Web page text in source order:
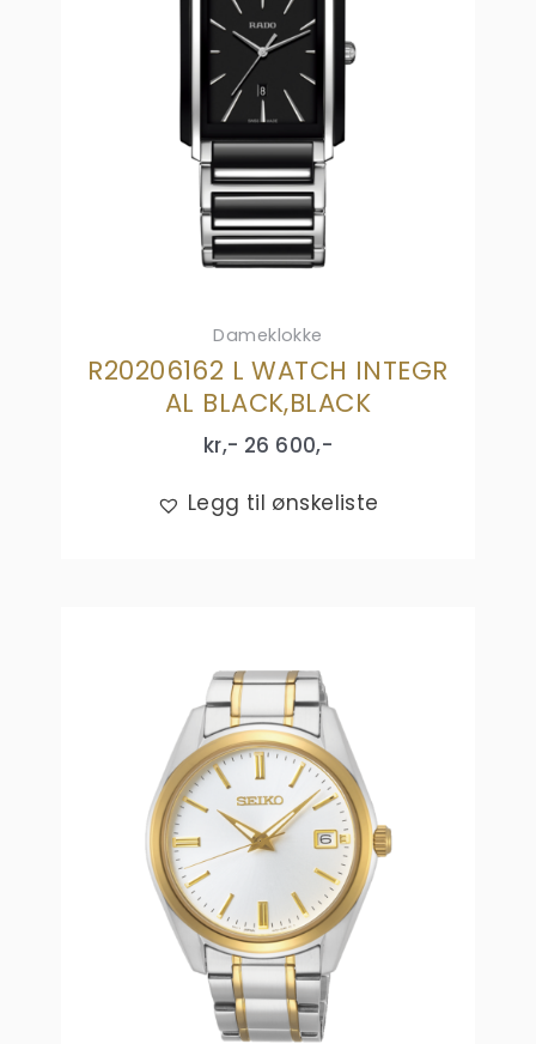
Dameklokke
R20206162 L WATCH INTEGR
AL BLACK,BLACK
kr,- 26 600,-
Legg til ønskeliste